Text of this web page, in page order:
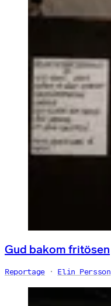
Gud bakom fritösen
Reportage Elin Persson